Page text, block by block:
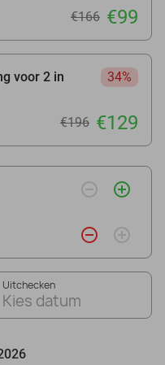
€166 €99
voor 2 in
34%
€196 €129
remove_circle_outline add_circle_outline
remove_circle_outline add_circle_outline
Uitchecken
Kies datum